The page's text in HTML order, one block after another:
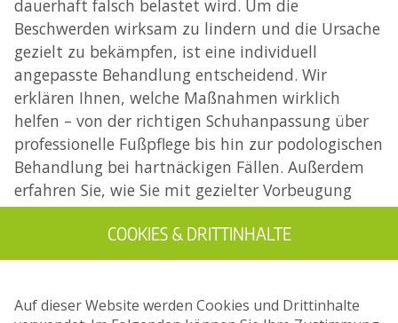
dauerhaft falsch belastet wird. Um die
Beschwerden wirksam zu lindern und die Ursache
gezielt zu bekämpfen, ist eine individuell
angepasste Behandlung entscheidend. Wir
erklären Ihnen, welche Maßnahmen wirklich
helfen – von der richtigen Schuhanpassung über
professionelle Fußpflege bis hin zur podologischen
Behandlung bei hartnäckigen Fällen. Außerdem
erfahren Sie, wie Sie mit gezielter Vorbeugung
und der Unterstützung der Schuhorthopädie
Roth GmbH Ihre Füße langfristig gesund und
schmerzfrei halten können.
COOKIES & DRITTINHALTE
Auf dieser Website werden Cookies und Drittinhalte